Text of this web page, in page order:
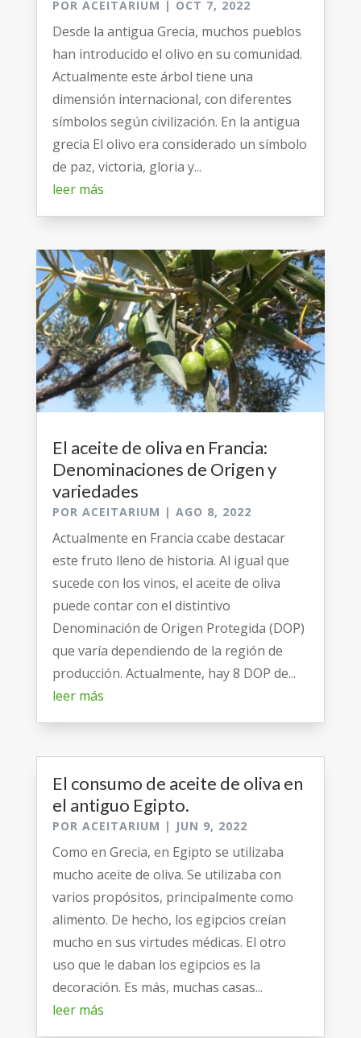
POR ACEITARIUM | OCT 7, 2022
Desde la antigua Grecia, muchos pueblos
han introducido el olivo en su comunidad.
Actualmente este árbol tiene una
dimensión internacional, con diferentes
símbolos según civilización. En la antigua
grecia El olivo era considerado un símbolo
de paz, victoria, gloria y...
leer más
El aceite de oliva en Francia:
Denominaciones de Origen y
variedades
POR ACEITARIUM | AGO 8, 2022
Actualmente en Francia ccabe destacar
este fruto lleno de historia. Al igual que
sucede con los vinos, el aceite de oliva
puede contar con el distintivo
Denominación de Origen Protegida (DOP)
que varía dependiendo de la región de
producción. Actualmente, hay 8 DOP de...
leer más
El consumo de aceite de oliva en
el antiguo Egipto.
POR ACEITARIUM | JUN 9, 2022
Como en Grecia, en Egipto se utilizaba
mucho aceite de oliva. Se utilizaba con
varios propósitos, principalmente como
alimento. De hecho, los egipcios creían
mucho en sus virtudes médicas. El otro
uso que le daban los egipcios es la
decoración. Es más, muchas casas...
leer más